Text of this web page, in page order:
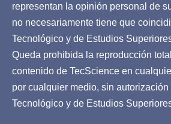
representan la opinión personal de
no necesariamente tiene que
Tecnológico y de Estudios
Queda prohibida la reproducción
contenido de TecScience en
por cualquier medio, sin
Tecnológico y de Estudios